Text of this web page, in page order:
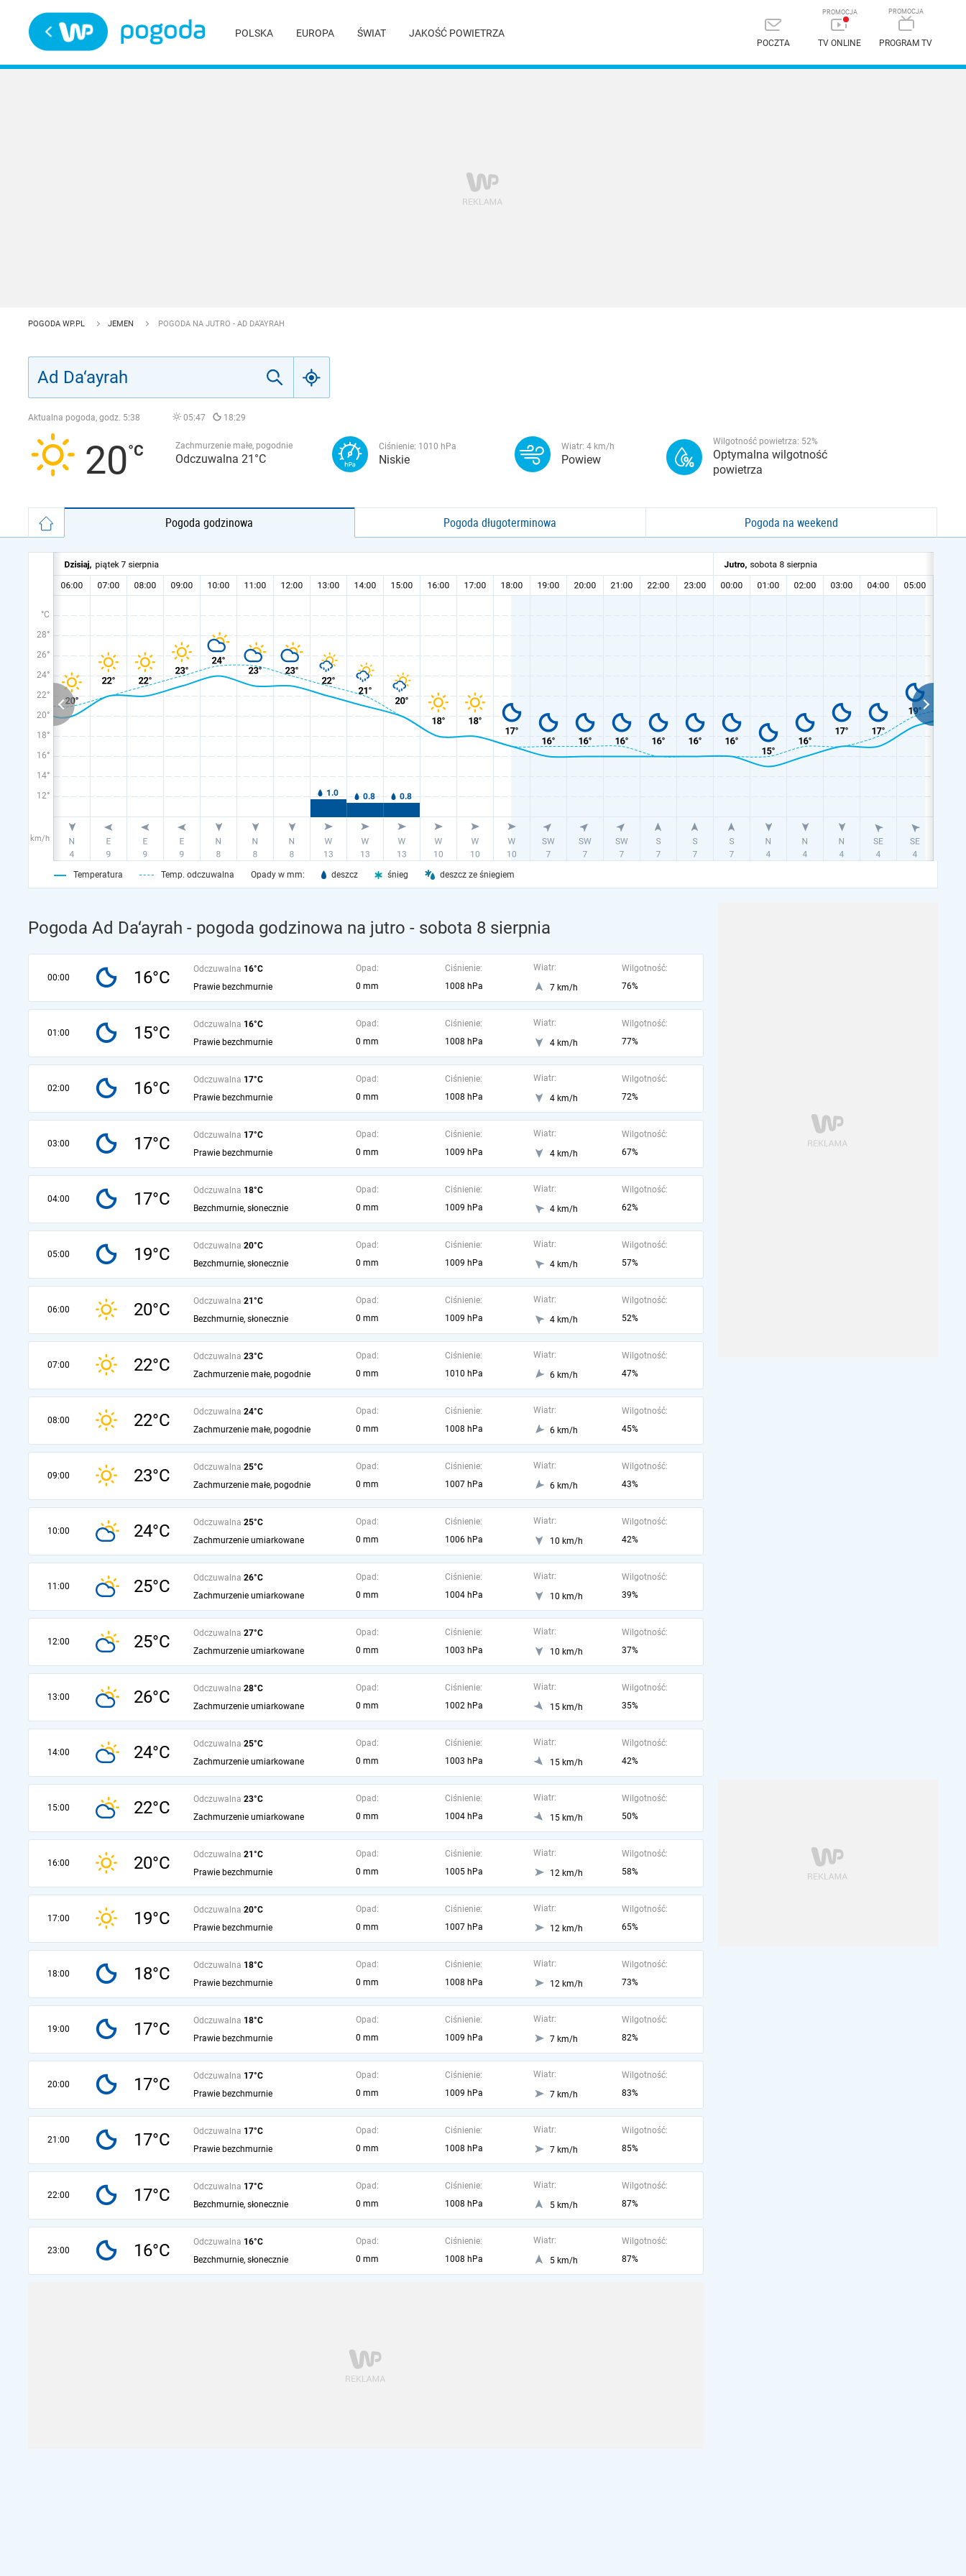
POLSKA EUROPA ŚWIAT JAKOŚĆ POWIETRZA
POCZTA TV ONLINE PROGRAM TV
POGODA WP.PL JEMEN POGODA NA JUTRO - AD DA‘AYRAH
Aktualna pogoda, godz. 5:38 05:47 18:29
20 Zachmurzenie małe, pogodnie
Odczuwalna 21°C
Ciśnienie: 1010 hPa
Niskie
Wiatr: 4 km/h
Powiew
Wilgotność powietrza: 52%
Optymalna wilgotność
powietrza
Pogoda godzinowa Pogoda długoterminowa Pogoda na weekend
°C
28°
26°
24°
22°
20°
18°
16°
14°
12°
km/h
Temperatura Temp. odczuwalna Opady w mm: deszcz śnieg deszcz ze śniegiem
Pogoda Ad Da‘ayrah - pogoda godzinowa na jutro - sobota 8 sierpnia
00:00 16°C Odczuwalna 16°C
Prawie bezchmurnie
Opad:
0 mm
Ciśnienie:
1008 hPa
Wiatr:
7 km/h
Wilgotność:
76%
01:00 15°C Odczuwalna 16°C
Prawie bezchmurnie
Opad:
0 mm
Ciśnienie:
1008 hPa
Wiatr:
4 km/h
Wilgotność:
77%
02:00 16°C Odczuwalna 17°C
Prawie bezchmurnie
Opad:
0 mm
Ciśnienie:
1008 hPa
Wiatr:
4 km/h
Wilgotność:
72%
03:00 17°C Odczuwalna 17°C
Prawie bezchmurnie
Opad:
0 mm
Ciśnienie:
1009 hPa
Wiatr:
4 km/h
Wilgotność:
67%
04:00 17°C Odczuwalna 18°C
Bezchmurnie, słonecznie
Opad:
0 mm
Ciśnienie:
1009 hPa
Wiatr:
4 km/h
Wilgotność:
62%
05:00 19°C Odczuwalna 20°C
Bezchmurnie, słonecznie
Opad:
0 mm
Ciśnienie:
1009 hPa
Wiatr:
4 km/h
Wilgotność:
57%
06:00 20°C Odczuwalna 21°C
Bezchmurnie, słonecznie
Opad:
0 mm
Ciśnienie:
1009 hPa
Wiatr:
4 km/h
Wilgotność:
52%
07:00 22°C Odczuwalna 23°C
Zachmurzenie małe, pogodnie
Opad:
0 mm
Ciśnienie:
1010 hPa
Wiatr:
6 km/h
Wilgotność:
47%
08:00 22°C Odczuwalna 24°C
Zachmurzenie małe, pogodnie
Opad:
0 mm
Ciśnienie:
1008 hPa
Wiatr:
6 km/h
Wilgotność:
45%
09:00 23°C Odczuwalna 25°C
Zachmurzenie małe, pogodnie
Opad:
0 mm
Ciśnienie:
1007 hPa
Wiatr:
6 km/h
Wilgotność:
43%
10:00 24°C Odczuwalna 25°C
Zachmurzenie umiarkowane
Opad:
0 mm
Ciśnienie:
1006 hPa
Wiatr:
10 km/h
Wilgotność:
42%
11:00 25°C Odczuwalna 26°C
Zachmurzenie umiarkowane
Opad:
0 mm
Ciśnienie:
1004 hPa
Wiatr:
10 km/h
Wilgotność:
39%
12:00 25°C Odczuwalna 27°C
Zachmurzenie umiarkowane
Opad:
0 mm
Ciśnienie:
1003 hPa
Wiatr:
10 km/h
Wilgotność:
37%
13:00 26°C Odczuwalna 28°C
Zachmurzenie umiarkowane
Opad:
0 mm
Ciśnienie:
1002 hPa
Wiatr:
15 km/h
Wilgotność:
35%
14:00 24°C Odczuwalna 25°C
Zachmurzenie umiarkowane
Opad:
0 mm
Ciśnienie:
1003 hPa
Wiatr:
15 km/h
Wilgotność:
42%
15:00 22°C Odczuwalna 23°C
Zachmurzenie umiarkowane
Opad:
0 mm
Ciśnienie:
1004 hPa
Wiatr:
15 km/h
Wilgotność:
50%
16:00 20°C Odczuwalna 21°C
Prawie bezchmurnie
Opad:
0 mm
Ciśnienie:
1005 hPa
Wiatr:
12 km/h
Wilgotność:
58%
17:00 19°C Odczuwalna 20°C
Prawie bezchmurnie
Opad:
0 mm
Ciśnienie:
1007 hPa
Wiatr:
12 km/h
Wilgotność:
65%
18:00 18°C Odczuwalna 18°C
Prawie bezchmurnie
Opad:
0 mm
Ciśnienie:
1008 hPa
Wiatr:
12 km/h
Wilgotność:
73%
19:00 17°C Odczuwalna 18°C
Prawie bezchmurnie
Opad:
0 mm
Ciśnienie:
1009 hPa
Wiatr:
7 km/h
Wilgotność:
82%
20:00 17°C Odczuwalna 17°C
Prawie bezchmurnie
Opad:
0 mm
Ciśnienie:
1009 hPa
Wiatr:
7 km/h
Wilgotność:
83%
21:00 17°C Odczuwalna 17°C
Prawie bezchmurnie
Opad:
0 mm
Ciśnienie:
1008 hPa
Wiatr:
7 km/h
Wilgotność:
85%
22:00 17°C Odczuwalna 17°C
Bezchmurnie, słonecznie
Opad:
0 mm
Ciśnienie:
1008 hPa
Wiatr:
5 km/h
Wilgotność:
87%
23:00 16°C Odczuwalna 16°C
Bezchmurnie, słonecznie
Opad:
0 mm
Ciśnienie:
1008 hPa
Wiatr:
5 km/h
Wilgotność:
87%